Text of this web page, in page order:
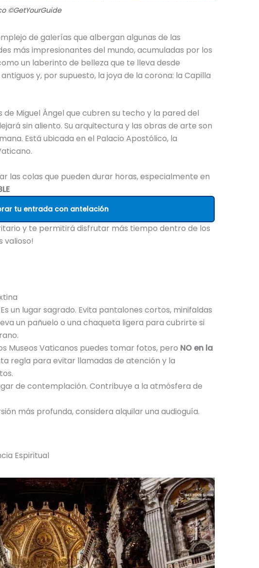
©GetYourGuide
de galerías que albergan algunas de las
más impresionantes del mundo, acumuladas por los
un laberinto de belleza que te lleva desde
y, por supuesto, la joya de la corona: la Capilla
de Miguel Ángel que cubren su techo y la pared del
sin aliento. Su arquitectura y las obras de arte son
Está ubicada en el Palacio Apostólico, la
las colas que pueden durar horas, especialmente en
tu entrada con antelación
y te permitirá disfrutar más tiempo dentro de los
valioso!
un lugar sagrado. Evita pantalones cortos, minifaldas
un pañuelo o una chaqueta ligera para cubrirte si
Museos Vaticanos puedes tomar fotos, pero NO en la
regla para evitar llamadas de atención y la
de contemplación. Contribuye a la atmósfera de
más profunda, considera alquilar una audioguía.
Espiritual